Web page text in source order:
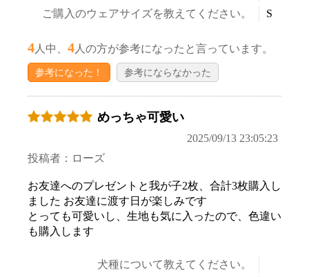
ご購入のウェアサイズを教えてください。
S
4 人中、 4 人の方が参考になったと言っています。
参考になった！ 参考にならなかった
めっちゃ可愛い
2025/09/13 23:05:23
投稿者：ローズ
お友達へのプレゼントと我が子2枚、合計3枚購入し
ました お友達に渡す日が楽しみです
とっても可愛いし、生地も気に入ったので、色違い
も購入します
犬種について教えてください。